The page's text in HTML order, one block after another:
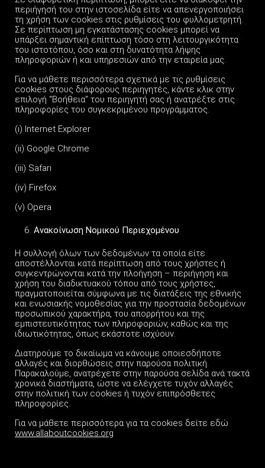
περιήγησή του στην ιστοσελίδα είτε να απενεργοποιήσει
τη χρήση των cookies στις ρυθμίσεις του φυλλομετρητή.
Σε περίπτωση μη εγκατάστασης cookies μπορεί να
υπάρξει σημαντική επίπτωση τόσο στη λειτουργικότητα
του ιστοτόπου, όσο και στη δυνατότητα λήψης
πληροφοριών ή και υπηρεσιών από την εταιρεία μας.
Για να μάθετε περισσότερα σχετικά με τις ρυθμίσεις
cookies στους διάφορους περιηγητές, κάντε κλικ στην
επιλογή “Βοήθεια” του περιηγητή σας ή ανατρέξτε στις
πληροφορίες του συγκεκριμένου προγράμματος.
(i) Internet Explorer
(ii) Google Chrome
(iii) Safari
(iv) Firefox
(v) Opera
Ανακοίνωση Νομικού Περιεχομένου
Η συλλογή όλων των δεδομένων τα οποία είτε
αποστέλλονται κατά περίπτωση από τους χρήστες ή
συγκεντρώνονται κατά την πλοήγηση – περιήγηση και
χρήση του διαδικτυακού τόπου από τους χρήστες,
πραγματοποιείται σύμφωνα με τις διατάξεις της εθνικής
και ενωσιακής νομοθεσίας για την προστασία δεδομένων
προσωπικού χαρακτήρα, του απορρήτου και της
εμπιστευτικότητας των πληροφοριών, καθώς και της
ιδιωτικότητας, όπως εκάστοτε ισχύουν.
Διατηρούμε το δικαίωμα να κάνουμε οποιεσδήποτε
αλλαγές και διορθώσεις στην παρούσα πολιτική.
Παρακαλούμε, ανατρέχετε στην παρούσα σελίδα ανά τακτά
χρονικά διαστήματα, ώστε να ελέγχετε τυχόν αλλαγές
στην πολιτική των cookies ή τυχόν επιπρόσθετες
πληροφορίες.
Για να μάθετε περισσότερα για τα cookies δείτε εδώ
www.allaboutcookies.org